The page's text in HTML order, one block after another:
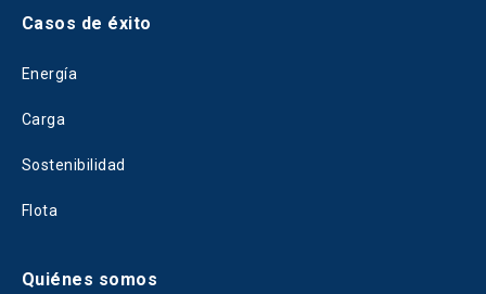
Casos de éxito
Energía
Carga
Sostenibilidad
Flota
Quiénes somos